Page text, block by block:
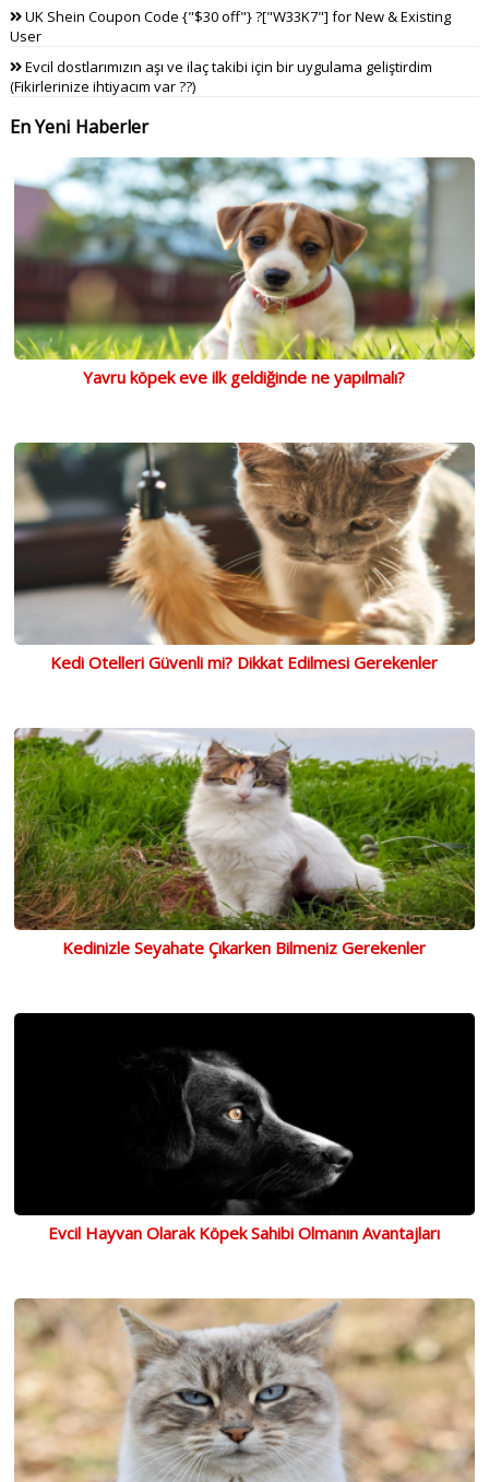
UK Shein Coupon Code {"$30 off"} ?["W33K7"] for New & Existing
User
Evcil dostlarımızın aşı ve ilaç takibi için bir uygulama geliştirdim
(Fikirlerinize ihtiyacım var ??)
En Yeni Haberler
Yavru köpek eve ilk geldiğinde ne yapılmalı?
Kedi Otelleri Güvenli mi? Dikkat Edilmesi Gerekenler
Kedinizle Seyahate Çıkarken Bilmeniz Gerekenler
Evcil Hayvan Olarak Köpek Sahibi Olmanın Avantajları